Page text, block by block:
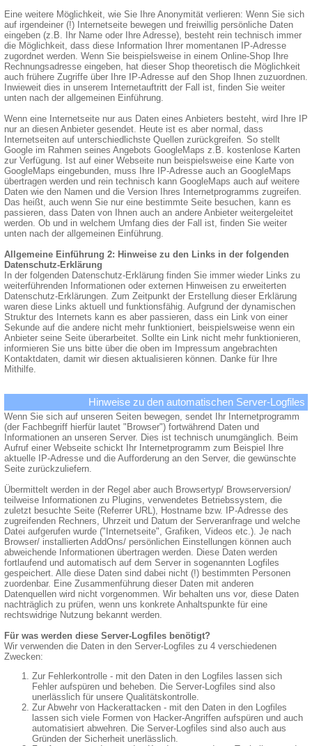
Eine weitere Möglichkeit, wie Sie Ihre Anonymität verlieren: Wenn Sie sich
auf irgendeiner (!) Internetseite bewegen und freiwillig persönliche Daten
eingeben (z.B. Ihr Name oder Ihre Adresse), besteht rein technisch immer
die Möglichkeit, dass diese Information Ihrer momentanen IP-Adresse
zugordnet werden. Wenn Sie beispielsweise in einem Online-Shop Ihre
Rechnungsadresse eingeben, hat dieser Shop theoretisch die Möglichkeit
auch frühere Zugriffe über Ihre IP-Adresse auf den Shop Ihnen zuzuordnen.
Inwieweit dies in unserem Internetauftritt der Fall ist, finden Sie weiter
unten nach der allgemeinen Einführung.
Wenn eine Internetseite nur aus Daten eines Anbieters besteht, wird Ihre IP
nur an diesen Anbieter gesendet. Heute ist es aber normal, dass
Internetseiten auf unterschiedlichste Quellen zurückgreifen. So stellt
Google im Rahmen seines Angebots GoogleMaps z.B. kostenlose Karten
zur Verfügung. Ist auf einer Webseite nun beispielsweise eine Karte von
GoogleMaps eingebunden, muss Ihre IP-Adresse auch an GoogleMaps
übertragen werden und rein technisch kann GoogleMaps auch auf weitere
Daten wie den Namen und die Version Ihres Internetprogramms zugreifen.
Das heißt, auch wenn Sie nur eine bestimmte Seite besuchen, kann es
passieren, dass Daten von Ihnen auch an andere Anbieter weitergeleitet
werden. Ob und in welchem Umfang dies der Fall ist, finden Sie weiter
unten nach der allgemeinen Einführung.
Allgemeine Einführung 2: Hinweise zu den Links in der folgenden
Datenschutz-Erklärung
In der folgenden Datenschutz-Erklärung finden Sie immer wieder Links zu
weiterführenden Informationen oder externen Hinweisen zu erweiterten
Datenschutz-Erklärungen. Zum Zeitpunkt der Erstellung dieser Erklärung
waren diese Links aktuell und funktionsfähig. Aufgrund der dynamischen
Struktur des Internets kann es aber passieren, dass ein Link von einer
Sekunde auf die andere nicht mehr funktioniert, beispielsweise wenn ein
Anbieter seine Seite überarbeitet. Sollte ein Link nicht mehr funktionieren,
informieren Sie uns bitte über die oben im Impressum angebrachten
Kontaktdaten, damit wir diesen aktualisieren können. Danke für Ihre
Mithilfe.
Hinweise zu den automatischen Server-Logfiles
Wenn Sie sich auf unseren Seiten bewegen, sendet Ihr Internetprogramm
(der Fachbegriff hierfür lautet "Browser") fortwährend Daten und
Informationen an unseren Server. Dies ist technisch unumgänglich. Beim
Aufruf einer Webseite schickt Ihr Internetprogramm zum Beispiel Ihre
aktuelle IP-Adresse und die Aufforderung an den Server, die gewünschte
Seite zurückzuliefern.
Übermittelt werden in der Regel aber auch Browsertyp/ Browserversion/
teilweise Informationen zu Plugins, verwendetes Betriebssystem, die
zuletzt besuchte Seite (Referrer URL), Hostname bzw. IP-Adresse des
zugreifenden Rechners, Uhrzeit und Datum der Serveranfrage und welche
Datei aufgerufen wurde ("Internetseite", Grafiken, Videos etc.). Je nach
Browser/ installierten AddOns/ persönlichen Einstellungen können auch
abweichende Informationen übertragen werden. Diese Daten werden
fortlaufend und automatisch auf dem Server in sogenannten Logfiles
gespeichert. Alle diese Daten sind dabei nicht (!) bestimmten Personen
zuordenbar. Eine Zusammenführung dieser Daten mit anderen
Datenquellen wird nicht vorgenommen. Wir behalten uns vor, diese Daten
nachträglich zu prüfen, wenn uns konkrete Anhaltspunkte für eine
rechtswidrige Nutzung bekannt werden.
Für was werden diese Server-Logfiles benötigt?
Wir verwenden die Daten in den Server-Logfiles zu 4 verschiedenen
Zwecken:
Zur Fehlerkontrolle - mit den Daten in den Logfiles lassen sich
Fehler aufspüren und beheben. Die Server-Logfiles sind also
unerlässlich für unsere Qualitätskontrolle.
Zur Abwehr von Hackerattacken - mit den Daten in den Logfiles
lassen sich viele Formen von Hacker-Angriffen aufspüren und auch
automatisiert abwehren. Die Server-Logfiles sind also auch aus
Gründen der Sicherheit unerlässlich.